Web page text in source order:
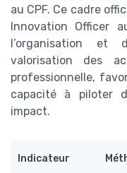
au CPF. Ce cadre
Innovation Officer
l’organisation et
valorisation des
professionnelle,
capacité à piloter
impact.
Indicateur